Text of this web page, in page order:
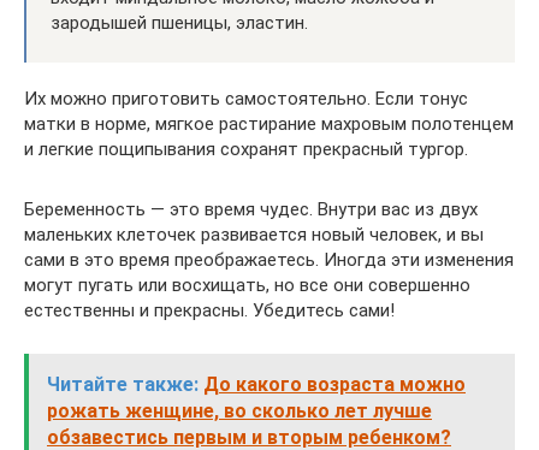
зародышей пшеницы, эластин.
Их можно приготовить самостоятельно. Если тонус
матки в норме, мягкое растирание махровым полотенцем
и легкие пощипывания сохранят прекрасный тургор.
Беременность — это время чудес. Внутри вас из двух
маленьких клеточек развивается новый человек, и вы
сами в это время преображаетесь. Иногда эти изменения
могут пугать или восхищать, но все они совершенно
естественны и прекрасны. Убедитесь сами!
Читайте также: До какого возраста можно
рожать женщине, во сколько лет лучше
обзавестись первым и вторым ребенком?